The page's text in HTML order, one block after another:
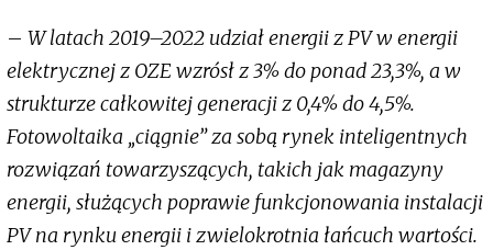
– W latach 2019–2022 udział energii z PV w energii
elektrycznej z OZE wzrósł z 3% do ponad 23,3%, a w
strukturze całkowitej generacji z 0,4% do 4,5%.
Fotowoltaika „ciągnie” za sobą rynek inteligentnych
rozwiązań towarzyszących, takich jak magazyny
energii, służących poprawie funkcjonowania instalacji
PV na rynku energii i zwielokrotnia łańcuch wartości.